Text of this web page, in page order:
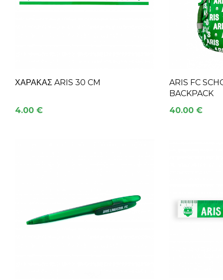
ΧΆΡΑΚΑΣ ARIS 30 CM
4.00 €
ARIS FC
BACKPACK
40.00 €